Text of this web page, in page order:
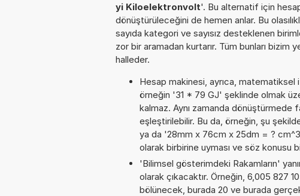
yi Kiloelektronvolt'. Bu alternatif için
dönüştürüleceğini de hemen anlar. Bu
sayıda kategori ve sayısız desteklenen
zor bir aramadan kurtarır. Tüm bunları
halleder.
Hesap makinesi, ayrıca, matematiksel
örneğin '31 * 79 GJ' şeklinde olmak
kalmaz. Aynı zamanda dönüştürmede
eşleştirilebilir. Bu da, örneğin, şu
ya da '28mm x 76cm x 25dm = ?
olarak birbirine uyması ve söz konusu
'Bilimsel gösterimdeki Rakamların'
olarak çıkacaktır. Örneğin, 6,005 827
bölünecek, burada 20 ve burada